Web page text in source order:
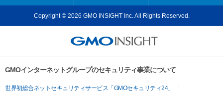
Copyright © 2026 GMO INSIGHT Inc. All Rights Reserved.
GMOインターネットグループのセキュリティ事業について
世界初総合ネットセキュリティサービス「GMOセキュリティ24」